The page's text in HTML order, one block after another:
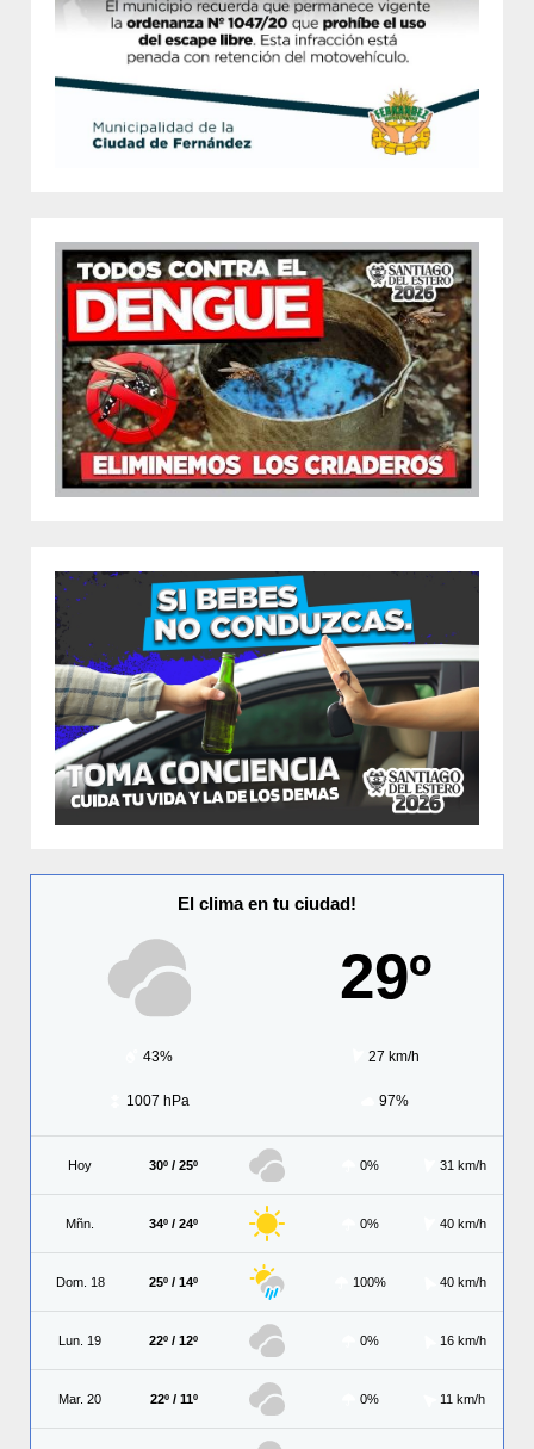
El clima en tu ciudad!
29º
43% 27 km/h
1007 hPa 97%
Hoy 30º / 25º 0% 31 km/h
Mñn. 34º / 24º 0% 40 km/h
Dom. 18 25º / 14º 100% 40 km/h
Lun. 19 22º / 12º 0% 16 km/h
Mar. 20 22º / 11º 0% 11 km/h